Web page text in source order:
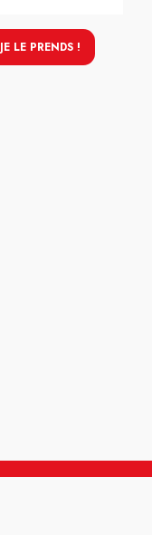
JE LE PRENDS !